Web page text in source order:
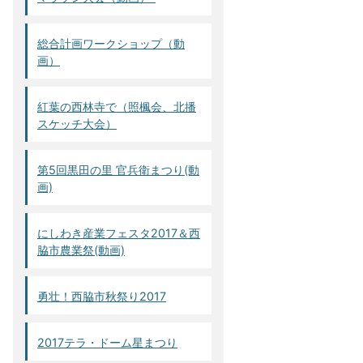
総合計画ワークショップ（動
画）
紅葉の西林寺で（照楓会、北播
スケッチ大会）
第5回黒田の里 官兵衛まつり(動
画)
にしわき産業フェスタ2017＆西
脇市農業祭(動画)
勇壮！西脇市秋祭り2017
2017テラ・ドーム星まつり